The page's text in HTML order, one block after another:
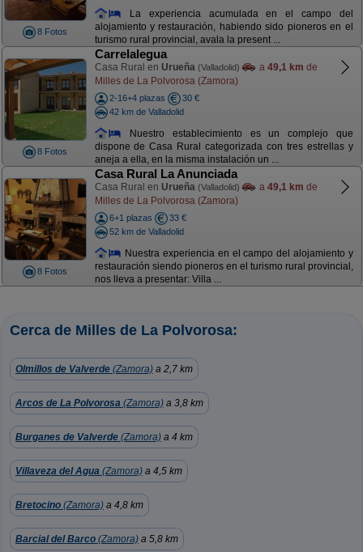
8 Fotos
La experiencia acumulada en el campo del
alojamiento y restauración, habiendo sido pioneros en el
turismo rural provincial, avala la present ...
8 Fotos
Carrelalegua
Casa Rural en Urueña (Valladolid) a 49,1 km de
Milles de La Polvorosa (Zamora)
2-16+4 plazas
30 €
42 km de Valladolid
Nuestro establecimiento es un complejo que
dispone de Casa Rural categorizada con tres estrellas y
aneja a ella, en la misma instalación un ...
8 Fotos
Casa Rural La Anunciada
Casa Rural en Urueña (Valladolid) a 49,1 km de
Milles de La Polvorosa (Zamora)
6+1 plazas
33 €
52 km de Valladolid
Nuestra experiencia en el campo del alojamiento y
restauración siendo pioneros en el turismo rural provincial,
nos lleva a presentar: Villa ...
Cerca de Milles de La Polvorosa:
Olmillos de Valverde (Zamora) a 2,7 km
Arcos de La Polvorosa (Zamora) a 3,8 km
Burganes de Valverde (Zamora) a 4 km
Villaveza del Agua (Zamora) a 4,5 km
Bretocino (Zamora) a 4,8 km
Barcial del Barco (Zamora) a 5,8 km